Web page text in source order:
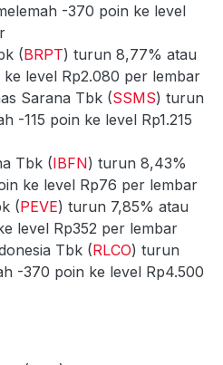
-370 poin ke level
(BRPT) turun 8,77% atau
level Rp2.080 per lembar
Sarana Tbk (SSMS) turun
-115 poin ke level Rp1.215
Tbk (IBFN) turun 8,43%
ke level Rp76 per lembar
(PEVE) turun 7,85% atau
level Rp352 per lembar
Tbk (RLCO) turun
-370 poin ke level Rp4.500